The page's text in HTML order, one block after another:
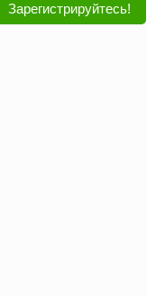
Зарегистрируйтесь!